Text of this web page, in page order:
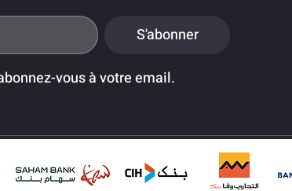
S'abonner
vous à votre email.